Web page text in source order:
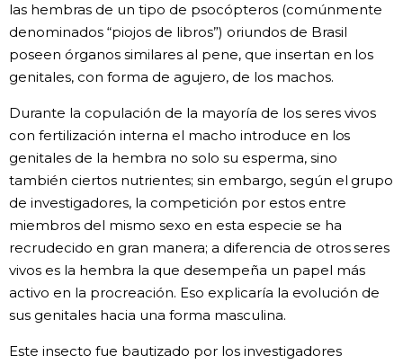
Avisos
las hembras de un tipo de psocópteros (comúnmente
denominados “piojos de libros”) oriundos de Brasil
poseen órganos similares al pene, que insertan en los
genitales, con forma de agujero, de los machos.
Durante la copulación de la mayoría de los seres vivos
con fertilización interna el macho introduce en los
genitales de la hembra no solo su esperma, sino
también ciertos nutrientes; sin embargo, según el grupo
de investigadores, la competición por estos entre
miembros del mismo sexo en esta especie se ha
recrudecido en gran manera; a diferencia de otros seres
vivos es la hembra la que desempeña un papel más
activo en la procreación. Eso explicaría la evolución de
sus genitales hacia una forma masculina.
Este insecto fue bautizado por los investigadores